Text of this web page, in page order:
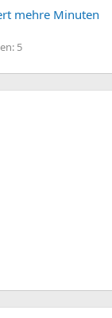
mehre Minuten
5